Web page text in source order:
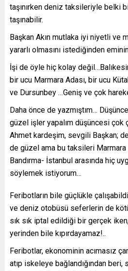
taşınırken deniz taksileriyle belki
taşınabilir.
Başkan Akın mutlaka iyi niyetli ve
yararlı olmasını istediğinden
İşi de öyle hiç kolay
bir ucu Marmara Adası, bir ucu
ve Dursunbey …Geniş ve çok
Daha önce de yazmıştım…
güzel işler yapalım düşüncesi
Ahmet kardeşim, sevgili Başkan;
de güzel ama bu taksileri Marmara
Bandırma- İstanbul arasında hiç
söylemek istiyorum…
Feribotların bile güçlükle
ve deniz otobüsü seferlerin de
sık sık iptal edildiği bir gerçek
yerinden bile kıpırdayamaz!..
Feribotlar, ekonominin acımasız
atıp iskeleye bağlandığından